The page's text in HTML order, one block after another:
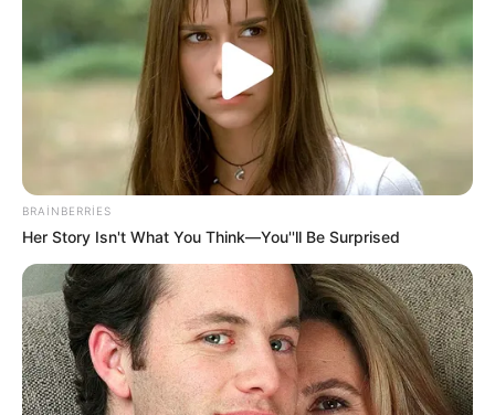
21:57 / 23 İyul 2026
Oksana və oğlu Batumidə xəstəxanaya
düşdü
275 0 0
BRAINBERRIES
Her Story Isn't What You Think—You''ll Be Surprised